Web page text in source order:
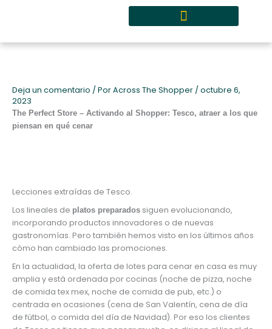
Deja un comentario / PorAcross The Shopper / octubre 6,
2023
The Perfect Store – Activando al Shopper: Tesco, atraer a los que
piensan en qué cenar
Lecciones extraídas de Tesco.
Los lineales de platos preparadossiguen evolucionando,
incorporando productos innovadores o de nuevas
gastronomías. Pero también hemos visto en los últimos años
cómo han cambiado las promociones.
En la actualidad, la oferta de lotes para cenar en casa es muy
amplia y está ordenada por cocinas (noche de pizza, noche
de comida tex mex, noche de comida de pub, etc.) o
centrada en ocasiones (cena de San Valentín, cena de día
de fútbol, o comida del día de Navidad). Por eso los clientes